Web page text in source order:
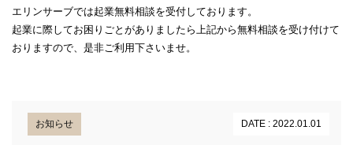
エリンサーブでは起業無料相談を受付しております。
起業に際してお困りごとがありましたら上記から無料相談を受け付けて
おりますので、是非ご利用下さいませ。
お知らせ DATE : 2022.01.01